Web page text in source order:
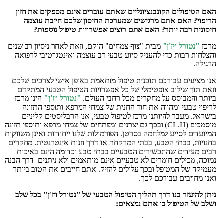
האם הטיפולים הקונבנציונליים שאתם עוברים אינם מספקים את חזון
הריפוי? האם אתם מרגישים שמערכת החיסון שלכם חייבת עוצמה
חיסונית רבה יותר? האם אתם רוצים אפשרויות טיפול נוספות?
מרכז "נטורל ויז'ן" מבית "צוף צמחים" הוקם, וזאת לאחר ניסיון רב שנים
והצלחות רבות כדי להעניק סיוע טבעי רב עוצמה ואינטגרטיבי לרפואה
הרגילה.
אנו מציעים עבורכם תוכנית טיפול מותאמת באופן אישי לצרכים שלכם
וזאת תוך שילוב אופטימלי של כל אפשרויות הטיפול הטבעי המתקדם
ביותר והמבוסס על מחקרים מכל רחבי העולם. "נטורל ויז'ן" הינו מרכז
לריפוי טבעי ומהווה את חוד החנית של צמחי המרפא ותוספי התזונה
בישראל. מעבר להיותנו מרכז לטיפול טבעי, אנו הרבליסטים קליניים
מוסמכים (CL.H) ובכך גם יצרנים ומפתחים של צמחי מרפא ותוספי תזונה
המיועדים לסייע למלחמה בסרטן. הפורמולות שלנו ייחודיות ואינן משווקות
בחנויות, בבתי הטבע, בבתי המרקחת או דרך חנות אינטרנטית. מחקרים
רבים מעידים שהתכשירים הטבעיים בבתי טבע וכדומה הינם באיכות
נמוכה, מכילים חומרים לא טבעיים אינם מותאמים ולא ניתנים דרך הבנה
מעמיקה של המטופל ובכך עלולים להזיק. אתם חייבים את הטוב ביותר
ואנו מחויבים עבורכם לכך.
ניתן להיעזר בנו דרך תהליך הטיפול הטבעי של "נטורל ויז'ן" בכל שלב
ושלב של הטיפול בו אתם נמצאים: